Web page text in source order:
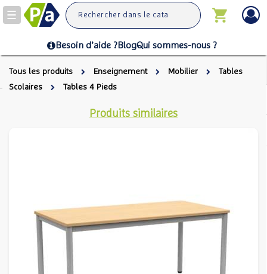
Toggle
navigation
Besoin d’aide ?BlogQui sommes-nous ?
Tous les produits Enseignement Mobilier
Tables
Scolaires
Tables 4 Pieds
Produits similaires